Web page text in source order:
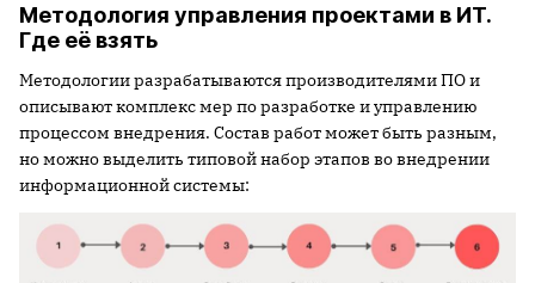
Методология управления проектами в ИТ.
Где её взять
Методологии разрабатываются производителями ПО и
описывают комплекс мер по разработке и управлению
процессом внедрения. Состав работ может быть разным,
но можно выделить типовой набор этапов во внедрении
информационной системы: